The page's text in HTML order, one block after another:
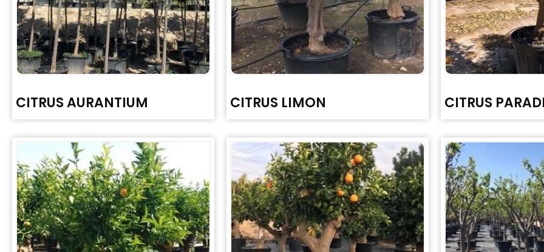
CITRUS AURANTIUM CITRUS LIMON CITRUS